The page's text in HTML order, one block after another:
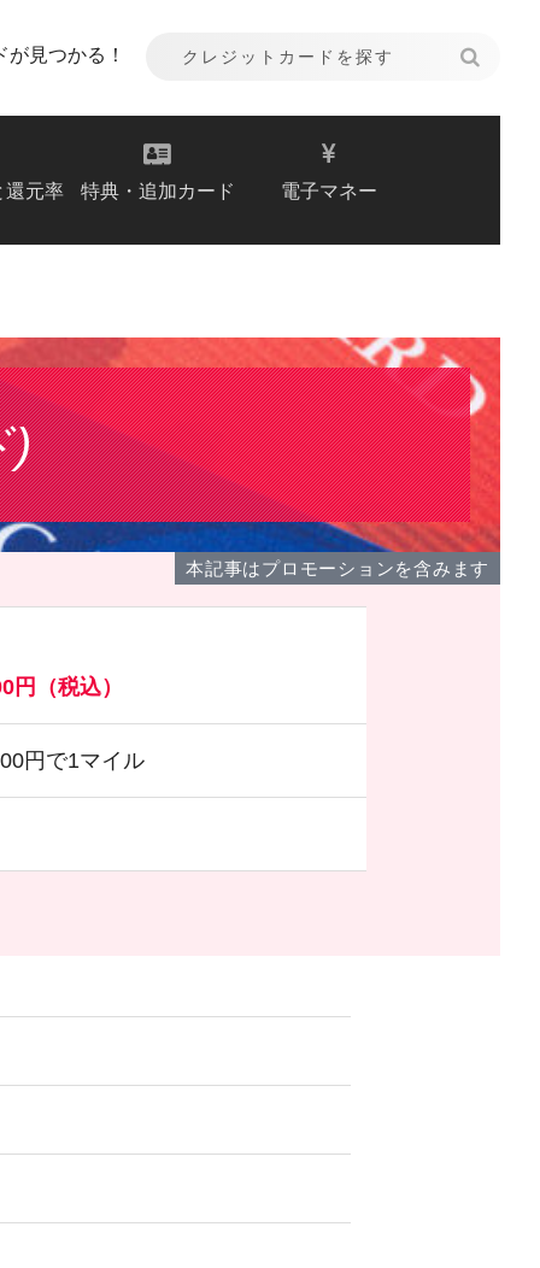
見つかる！
還元率 特典・追加カード 電子マネー
)
本記事はプロモーションを含みます
円（税込）
円で1マイル